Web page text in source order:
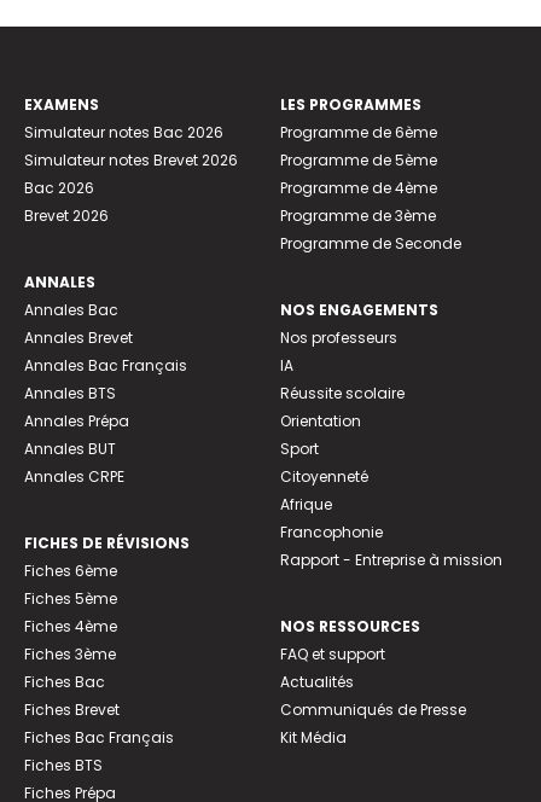
EXAMENS
Simulateur notes Bac 2026
Simulateur notes Brevet 2026
Bac 2026
Brevet 2026
ANNALES
Annales Bac
Annales Brevet
Annales Bac Français
Annales BTS
Annales Prépa
Annales BUT
Annales CRPE
FICHES DE RÉVISIONS
Fiches 6ème
Fiches 5ème
Fiches 4ème
Fiches 3ème
Fiches Bac
Fiches Brevet
Fiches Bac Français
Fiches BTS
Fiches Prépa
LES PROGRAMMES
Programme de 6ème
Programme de 5ème
Programme de 4ème
Programme de 3ème
Programme de Seconde
NOS ENGAGEMENTS
Nos professeurs
IA
Réussite scolaire
Orientation
Sport
Citoyenneté
Afrique
Francophonie
Rapport - Entreprise à mission
NOS RESSOURCES
FAQ et support
Actualités
Communiqués de Presse
Kit Média